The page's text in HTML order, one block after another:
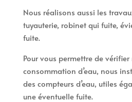
Nous réalisons aussi les
tuyauterie, robinet qui fuite,
fuite.
Pour vous permettre de
consommation d’eau, nous
des compteurs d’eau, utiles
une éventuelle fuite.